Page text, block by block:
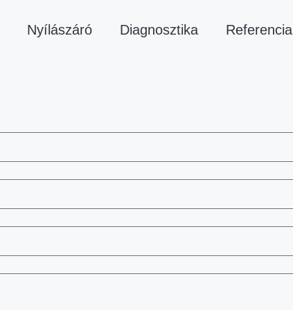
Nyílászáró Diagnosztika Referencia